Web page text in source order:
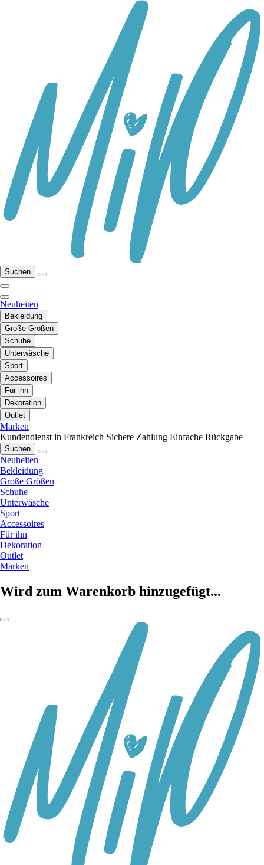
Suchen
Neuheiten
Bekleidung
Große Größen
Schuhe
Unterwäsche
Sport
Accessoires
Für ihn
Dekoration
Outlet
Marken
Kundendienst in Frankreich Sichere Zahlung Einfache Rückgabe
Suchen
Neuheiten
Bekleidung
Große Größen
Schuhe
Unterwäsche
Sport
Accessoires
Für ihn
Dekoration
Outlet
Marken
Wird zum Warenkorb hinzugefügt...